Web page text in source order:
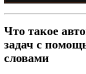
Что такое
задач с
словами